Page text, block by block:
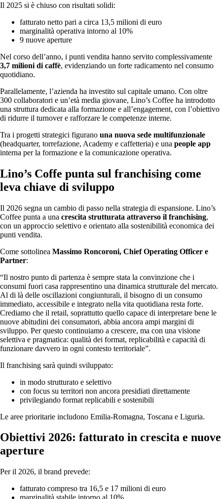
Il 2025 si è chiuso con risultati solidi:
fatturato netto pari a circa 13,5 milioni di euro
marginalità operativa intorno al 10%
9 nuove aperture
Nel corso dell’anno, i punti vendita hanno servito complessivamente
3,7 milioni di caffè, evidenziando un forte radicamento nel consumo
quotidiano.
Parallelamente, l’azienda ha investito sul capitale umano. Con oltre
300 collaboratori e un’età media giovane, Lino’s Coffee ha introdotto
una struttura dedicata alla formazione e all’engagement, con l’obiettivo
di ridurre il turnover e rafforzare le competenze interne.
Tra i progetti strategici figurano una nuova sede multifunzionale
(headquarter, torrefazione, Academy e caffetteria) e una people app
interna per la formazione e la comunicazione operativa.
Lino’s Coffe punta sul franchising come
leva chiave di sviluppo
Il 2026 segna un cambio di passo nella strategia di espansione. Lino’s
Coffee punta a una crescita strutturata attraverso il franchising,
con un approccio selettivo e orientato alla sostenibilità economica dei
punti vendita.
Come sottolinea Massimo Roncoroni, Chief Operating Officer e
Partner:
“Il nostro punto di partenza è sempre stata la convinzione che i
consumi fuori casa rappresentino una dinamica strutturale del mercato.
Al di là delle oscillazioni congiunturali, il bisogno di un consumo
immediato, accessibile e integrato nella vita quotidiana resta forte.
Crediamo che il retail, soprattutto quello capace di interpretare bene le
nuove abitudini dei consumatori, abbia ancora ampi margini di
sviluppo. Per questo continuiamo a crescere, ma con una visione
selettiva e pragmatica: qualità dei format, replicabilità e capacità di
funzionare davvero in ogni contesto territoriale”.
Il franchising sarà quindi sviluppato:
in modo strutturato e selettivo
con focus su territori non ancora presidiati direttamente
privilegiando format replicabili e sostenibili
Le aree prioritarie includono Emilia-Romagna, Toscana e Liguria.
Obiettivi 2026: fatturato in crescita e nuove
aperture
Per il 2026, il brand prevede:
fatturato compreso tra 16,5 e 17 milioni di euro